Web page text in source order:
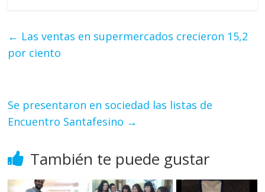
← Las ventas en supermercados crecieron 15,2
por ciento
Se presentaron en sociedad las listas de
Encuentro Santafesino →
También te puede gustar